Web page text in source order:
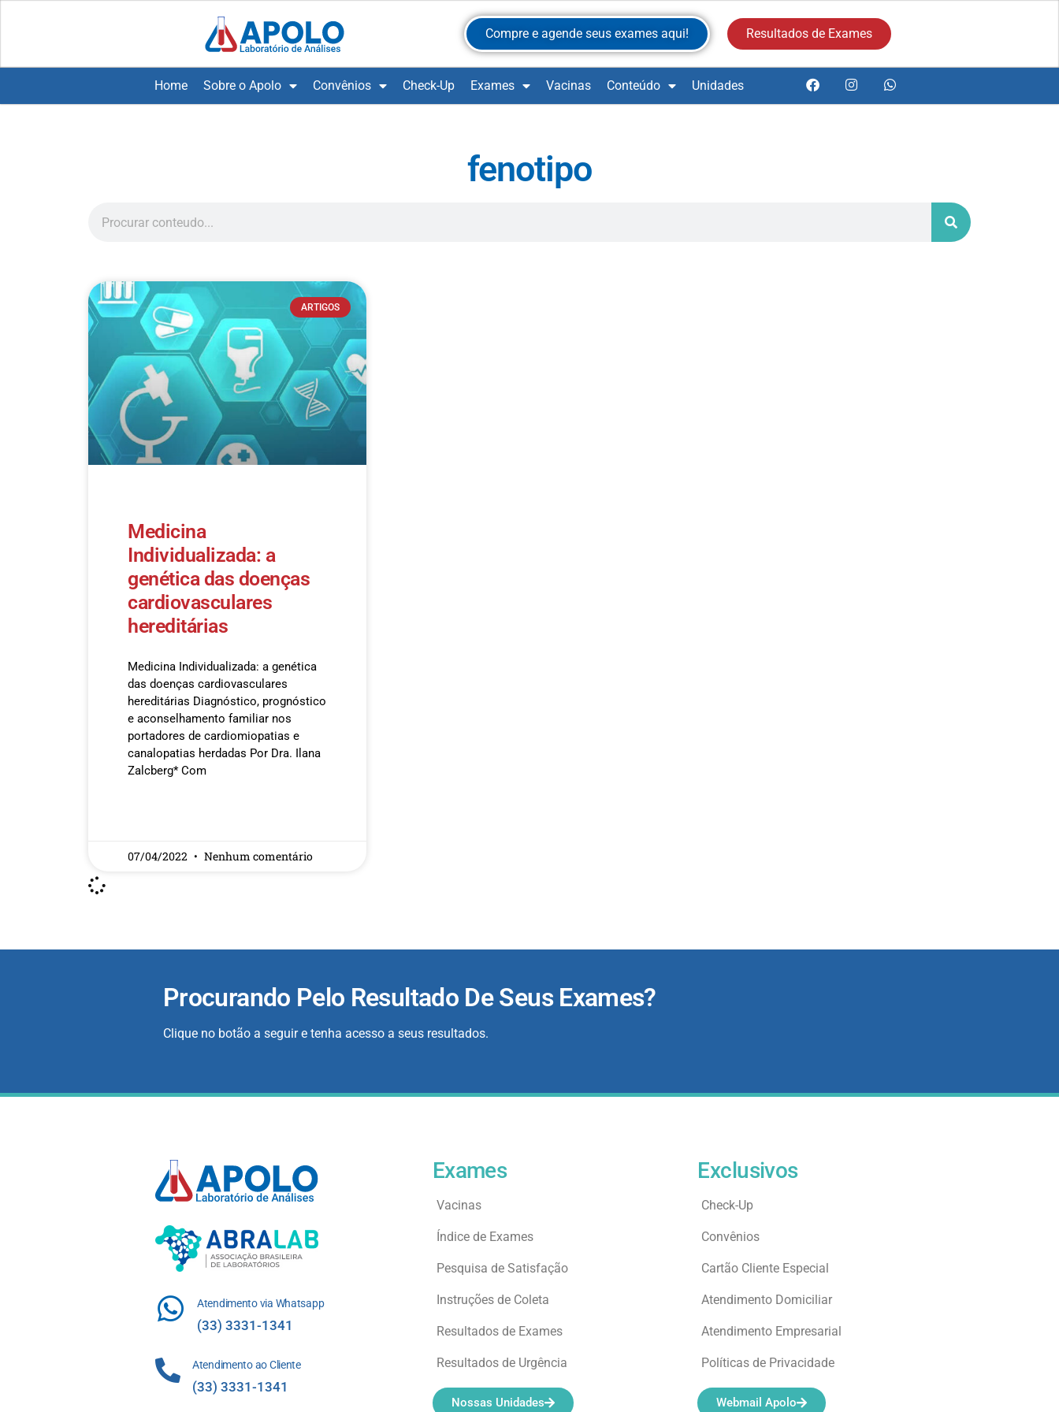
Compre e agende seus exames aqui! Resultados de Exames
Home Sobre o Apolo Convênios Check-Up Exames Vacinas Conteúdo Unidades
fenotipo
ARTIGOS
Medicina
Individualizada: a
genética das doenças
cardiovasculares
hereditárias
Medicina Individualizada: a genética
das doenças cardiovasculares
hereditárias Diagnóstico, prognóstico
e aconselhamento familiar nos
portadores de cardiomiopatias e
canalopatias herdadas Por Dra. Ilana
Zalcberg* Com
07/04/2022 Nenhum comentário
Procurando Pelo Resultado De Seus Exames?
Clique no botão a seguir e tenha acesso a seus resultados.
Atendimento via Whatsapp
(33) 3331-1341
Atendimento ao Cliente
(33) 3331-1341
Exames
Vacinas
Índice de Exames
Pesquisa de Satisfação
Instruções de Coleta
Resultados de Exames
Resultados de Urgência
Nossas Unidades
Exclusivos
Check-Up
Convênios
Cartão Cliente Especial
Atendimento Domiciliar
Atendimento Empresarial
Políticas de Privacidade
Webmail Apolo